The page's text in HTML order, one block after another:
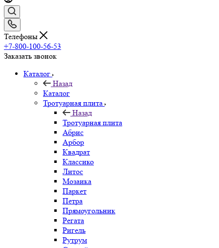
Телефоны
+7-800-100-56-53
Заказать звонок
Каталог
Назад
Каталог
Тротуарная плита
Назад
Тротуарная плита
Абрис
Арбор
Квадрат
Классико
Литос
Мозаика
Паркет
Петра
Прямоугольник
Регата
Ригель
Рутрум